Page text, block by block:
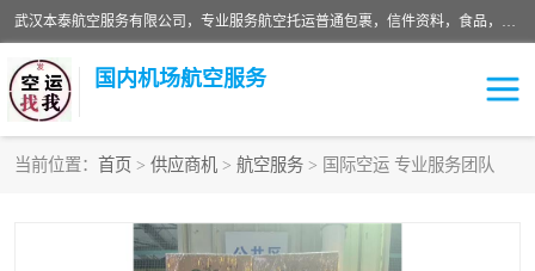
武汉本泰航空服务有限公司，专业服务航空托运普通包裹，信件资料，食品，服装，快消品等运输的专线空运，完善的网络服务确保为客户提供准确、*、安全的“门对门”服务，本着“诚信为本、精诚合作”的服务宗旨.“以安全运输为保障，以运价合理要求市场”的经营理念。武汉机场货运、武汉航空物流、武汉空运、武汉天河国际机场东方、南方、国际航空、机场空运业务覆盖国内二三线机场城市，如：武汉-敦煌、武汉-柳州等
国内机场航空服务
当前位置： 首页 > 供应商机 > 航空服务 > 国际空运 专业服务团队